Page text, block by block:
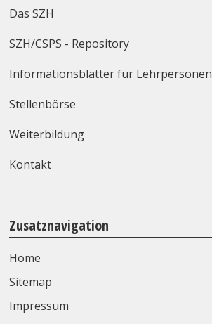
Das SZH
SZH/CSPS - Repository
Informationsblätter für Lehrpersonen
Stellenbörse
Weiterbildung
Kontakt
Zusatznavigation
Home
Sitemap
Impressum